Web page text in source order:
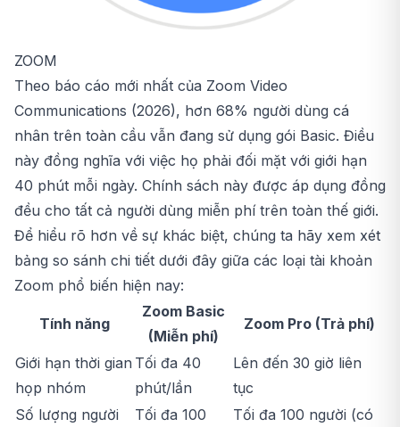
ZOOM
Theo báo cáo mới nhất của Zoom Video
Communications (2026), hơn 68% người dùng cá
nhân trên toàn cầu vẫn đang sử dụng gói Basic. Điều
này đồng nghĩa với việc họ phải đối mặt với giới hạn
40 phút mỗi ngày. Chính sách này được áp dụng đồng
đều cho tất cả người dùng miễn phí trên toàn thế giới.
Để hiểu rõ hơn về sự khác biệt, chúng ta hãy xem xét
bảng so sánh chi tiết dưới đây giữa các loại tài khoản
Zoom phổ biến hiện nay:
Tính năng
Zoom Basic
(Miễn phí)
Zoom Pro (Trả phí)
Giới hạn thời gian
họp nhóm
Tối đa 40
phút/lần
Lên đến 30 giờ liên
tục
Số lượng người
Tối đa 100
Tối đa 100 người (có